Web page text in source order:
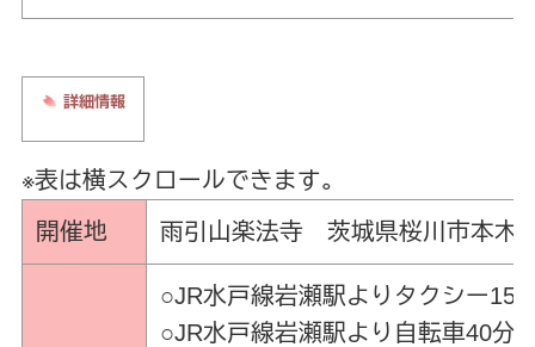
※表は横スクロールできます。
開催地
雨引山楽法寺 茨城県桜川市本木1
○JR水戸線岩瀬駅よりタクシー15
○JR水戸線岩瀬駅より自転車40分